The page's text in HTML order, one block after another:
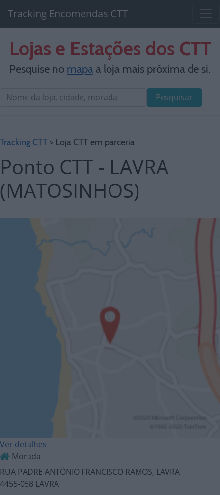
Tracking Encomendas CTT
Lojas e Estações dos CTT
Pesquise no mapaa loja mais próxima de si.
Pesquisar
Tracking CTT > Loja CTT em parceria
Ponto CTT - LAVRA
(MATOSINHOS)
Ver detalhes
Morada
RUA PADRE ANTÓNIO FRANCISCO RAMOS, LAVRA
4455-058 LAVRA